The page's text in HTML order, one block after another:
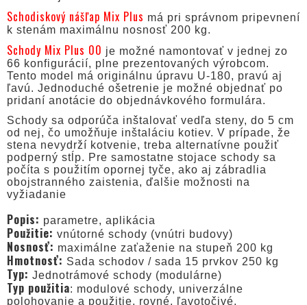
Schodiskový nášľap Mix Plus má pri správnom pripevnení
k stenám maximálnu nosnosť 200 kg.
Schody Mix Plus 00 je možné namontovať v jednej zo
66 konfigurácií, plne prezentovaných výrobcom.
Tento model má originálnu úpravu U-180, pravú aj
ľavú. Jednoduché ošetrenie je možné objednať po
pridaní anotácie do objednávkového formulára.
Schody sa odporúča inštalovať vedľa steny, do 5 cm
od nej, čo umožňuje inštaláciu kotiev. V prípade, že
stena nevydrží kotvenie, treba alternatívne použiť
podperný stĺp. Pre samostatne stojace schody sa
počíta s použitím opornej tyče, ako aj zábradlia
obojstranného zaistenia, ďalšie možnosti na
vyžiadanie
Popis: parametre, aplikácia
Použitie: vnútorné schody (vnútri budovy)
Nosnosť: maximálne zaťaženie na stupeň 200 kg
Hmotnosť: Sada schodov / sada 15 prvkov 250 kg
Typ: Jednotrámové schody (modulárne)
Typ použitia: modulové schody, univerzálne
polohovanie a použitie, rovné, ľavotočivé,